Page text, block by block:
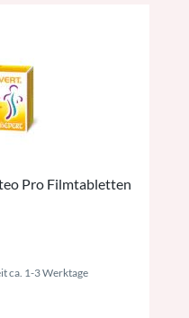
Pro Filmtabletten
ca. 1-3 Werktage
ggf. zzgl. Versand